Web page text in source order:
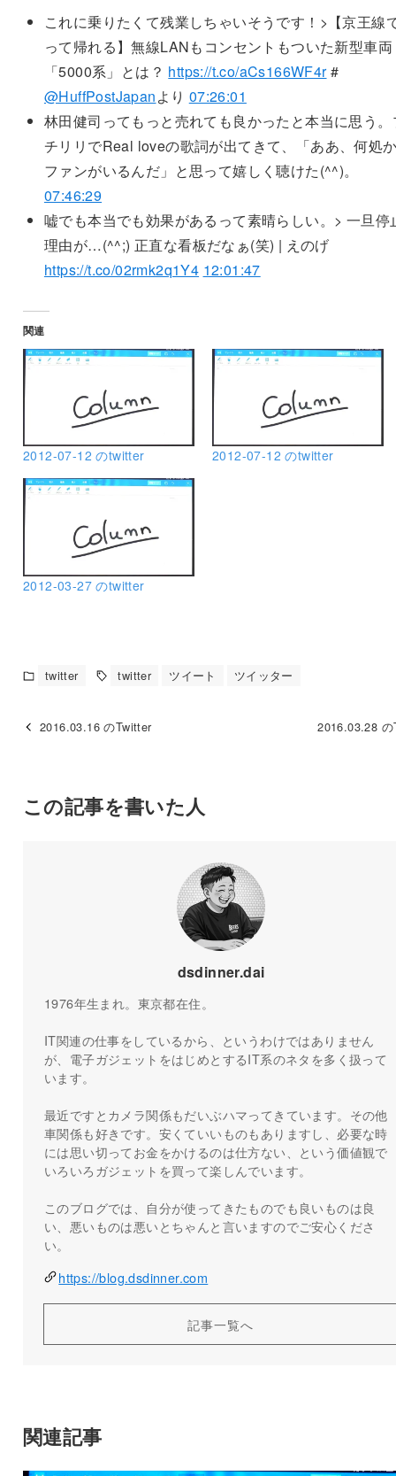
これに乗りたくて残業しちゃいそうです！>【京王線
って帰れる】無線LANもコンセントもついた新型車両
「5000系」とは？ https://t.co/aCs166WF4r#
@HuffPostJapanより 07:26:01
林田健司ってもっと売れても良かったと本当に思う。
チリリでReal loveの歌詞が出てきて、「ああ、何処
ファンがいるんだ」と思って嬉しく聴けた(^^)。
07:46:29
嘘でも本当でも効果があるって素晴らしい。> 一旦停
理由が…(^^;) 正直な看板だなぁ(笑) | えのげ
https://t.co/02rmk2q1Y4 12:01:47
関連
2012-07-12 のtwitter 2012-07-12 のtwitter
2012-03-27 のtwitter
twitter twitter ツイート ツイッター
2016.03.16 のTwitter 2016.03.28
この記事を書いた人
dsdinner.dai
1976年生まれ。東京都在住。
IT関連の仕事をしているから、というわけではありません
が、電子ガジェットをはじめとするIT系のネタを多く扱って
います。
最近ですとカメラ関係もだいぶハマってきています。その他
車関係も好きです。安くていいものもありますし、必要な時
には思い切ってお金をかけるのは仕方ない、という価値観で
いろいろガジェットを買って楽しんでいます。
このブログでは、自分が使ってきたものでも良いものは良
い、悪いものは悪いとちゃんと言いますのでご安心くださ
い。
https://blog.dsdinner.com
記事一覧へ
関連記事